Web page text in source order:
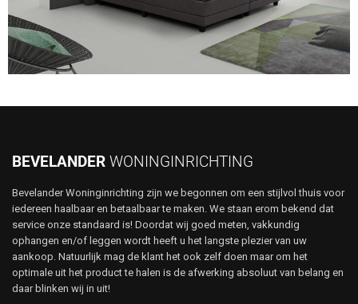
BEVELANDER WONINGINRICHTING
Bevelander Woninginrichting zijn we begonnen om een stijlvol thuis voor
iedereen haalbaar en betaalbaar te maken. We staan erom bekend dat
service onze standaard is! Doordat wij goed meten, vakkundig
ophangen en/of leggen wordt heeft u het langste plezier van uw
aankoop. Natuurlijk mag de klant het ook zelf doen maar om het
optimale uit het product te halen is de afwerking absoluut van belang en
daar blinken wij in uit!